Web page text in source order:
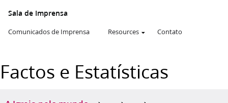
Sala de Imprensa
Comunicados de Imprensa Resources Contato
Factos e Estatísticas